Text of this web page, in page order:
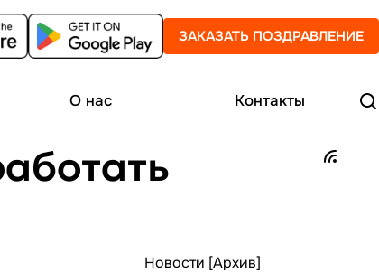
ЗАКАЗАТЬ ПОЗДРАВЛЕНИЕ
О нас Контакты
Новости [Архив]